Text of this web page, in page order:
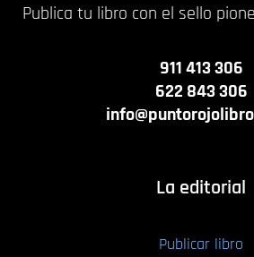
Publica tu libro con el sello
911 413 306
622 843 306
La editorial
Publicar libro